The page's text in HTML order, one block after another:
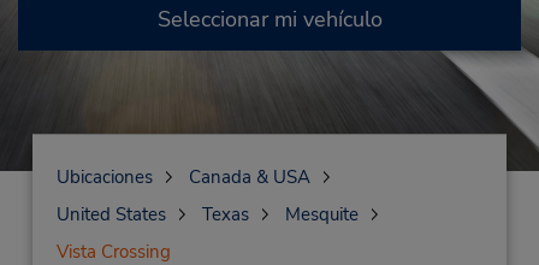
Seleccionar mi vehículo
Ubicaciones
Canada & USA
United States
Texas
Mesquite
Vista Crossing